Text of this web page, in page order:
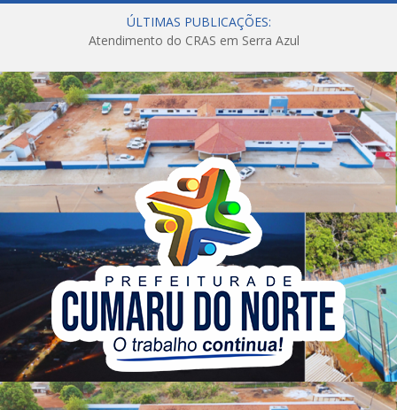
ÚLTIMAS PUBLICAÇÕES:
Atendimento do CRAS em Serra Azul